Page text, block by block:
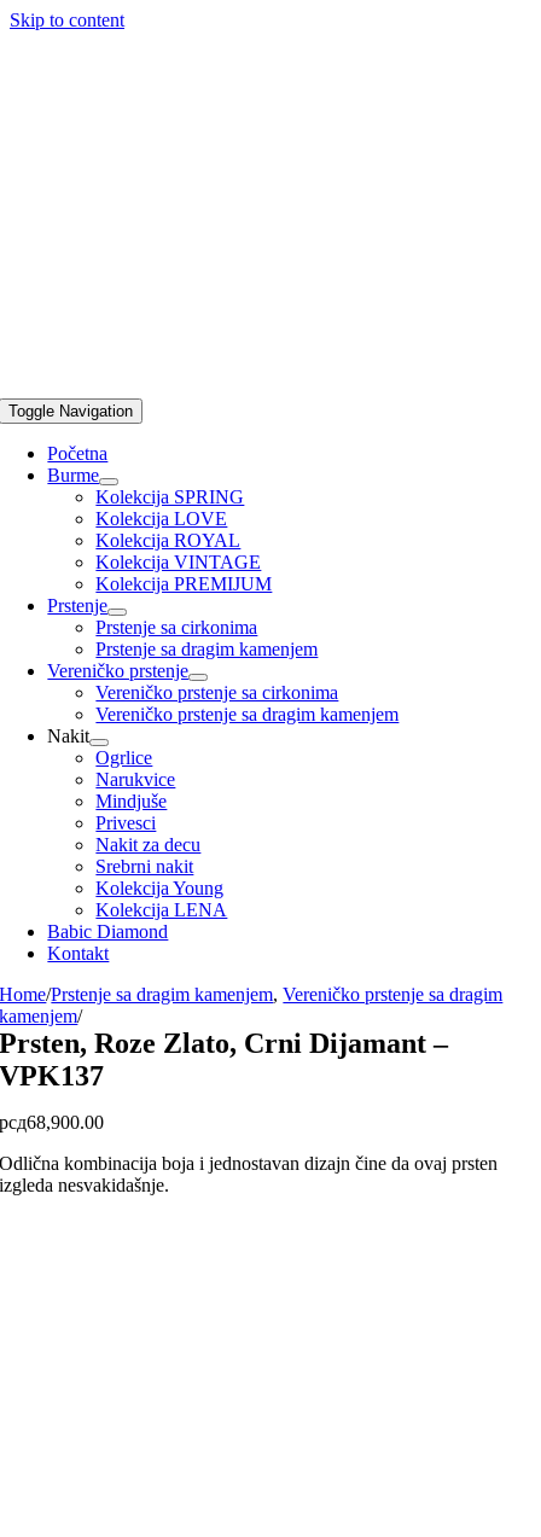
Skip to content
Toggle Navigation
Početna
Burme
Kolekcija SPRING
Kolekcija LOVE
Kolekcija ROYAL
Kolekcija VINTAGE
Kolekcija PREMIJUM
Prstenje
Prstenje sa cirkonima
Prstenje sa dragim kamenjem
Vereničko prstenje
Vereničko prstenje sa cirkonima
Vereničko prstenje sa dragim kamenjem
Nakit
Ogrlice
Narukvice
Mindjuše
Privesci
Nakit za decu
Srebrni nakit
Kolekcija Young
Kolekcija LENA
Babic Diamond
Kontakt
Home/Prstenje sa dragim kamenjem,Vereničko prstenje sa dragim
kamenjem/
Prsten, Roze Zlato, Crni Dijamant –
VPK137
рсд68,900.00
Odlična kombinacija boja i jednostavan dizajn čine da ovaj prsten
izgleda nesvakidašnje.